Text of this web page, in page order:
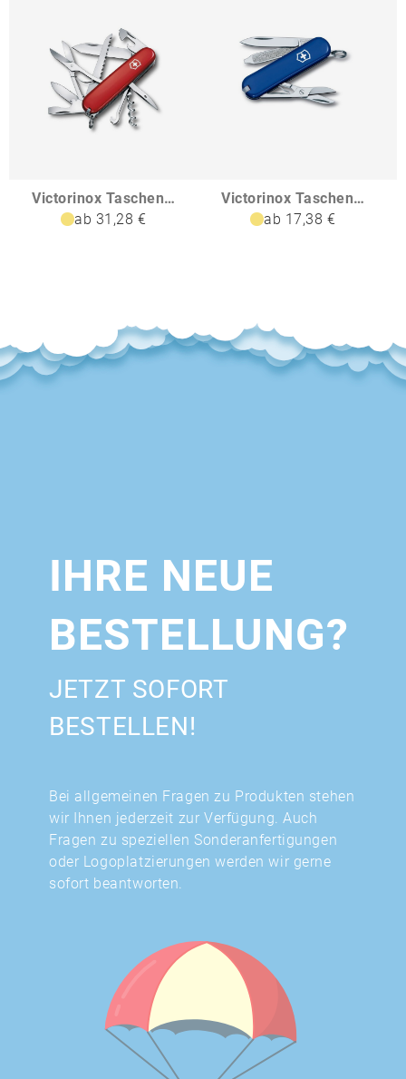
Victorinox Taschenmesser Huntsman
ab 31,28 €
Victorinox Taschenmesser Classic SD Colors
ab 17,38 €
IHRE NEUE
BESTELLUNG?
JETZT SOFORT
BESTELLEN!
Bei allgemeinen Fragen zu Produkten stehen
wir Ihnen jederzeit zur Verfügung. Auch
Fragen zu speziellen Sonderanfertigungen
oder Logoplatzierungen werden wir gerne
sofort beantworten.